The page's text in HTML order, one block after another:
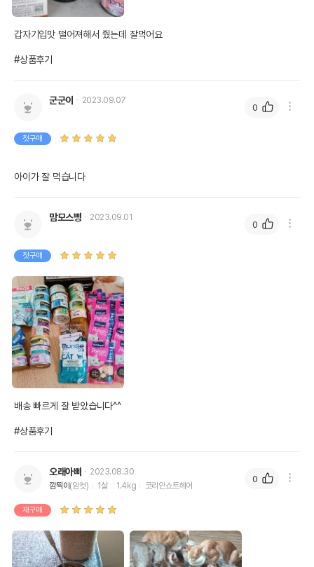
갑자기입맛 떨어져해서 줬는데 잘먹어요
#상품후기
군군이 2023.09.07
첫구매
아이가 잘 먹습니다
0
맘모스빵 2023.09.01
첫구매
배송 빠르게 잘 받았습니다^^
#상품후기
0
오래아빠
2023.08.30
깜찍이 (암컷) 1살 1.4kg 코리안쇼트헤어
재구매
0